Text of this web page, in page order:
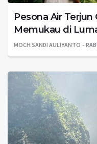
Pesona Air Terjun
Memukau di
MOCH SANDI AULIYANTO